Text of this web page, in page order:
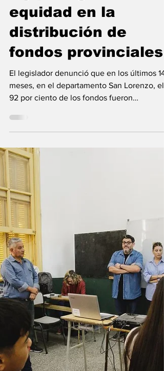
Legislatura
Traferri impulsa una
ley para garantizar
equidad en la
distribución de
fondos provinciales
El legislador denunció que en los últimos 14
meses, en el departamento San Lorenzo, el
92 por ciento de los fondos fueron
destinados a...